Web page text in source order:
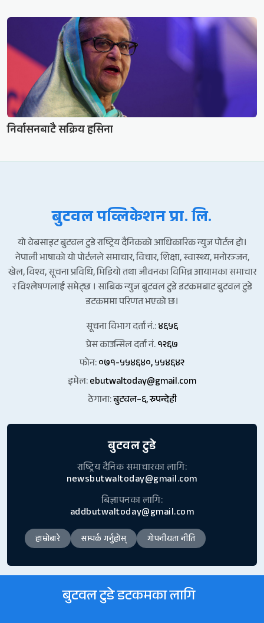
निर्वासनबाटै सक्रिय हसिना
बुटवल पव्लिकेशन प्रा. लि.
यो वेबसाइट बुटवल टुडे राष्ट्रिय दैनिकको आधिकारिक न्युज पोर्टल हो।
नेपाली भाषाको यो पोर्टलले समाचार, विचार, शिक्षा, स्वास्थ्य, मनोरञ्जन,
खेल, विश्व, सूचना प्रविधि, भिडियो तथा जीवनका विभिन्न आयामका समाचार
र विश्लेषणलाई समेट्छ । साबिक न्युज बुटवल टुडे डटकमबाट बुटवल टुडे
डटकममा परिणत भएको छ।
सूचना विभाग दर्ता नं.:४६५६
प्रेस काउन्सिल दर्ता नं.१२६७
फोन:०७१-५५४६४०, ५५४६४२
इमेल:ebutwaltoday@gmail.com
ठेगाना:बुटवल–६, रुपन्देही
बुटवल टुडे
राष्ट्रिय दैनिक समाचारका लागि:
newsbutwaltoday@gmail.com
बिज्ञापनका लागि:
addbutwaltoday@gmail.com
हाम्रोबारे सम्पर्क गर्नुहोस् गोपनीयता नीति
बुटवल टुडे डटकमका लागि